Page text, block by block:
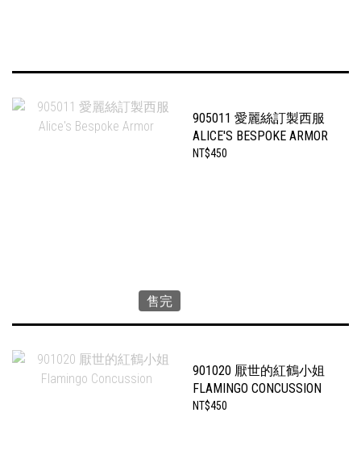
售完
905011 愛麗絲訂製西服
ALICE'S BESPOKE ARMOR
NT$450
901020 厭世的紅鶴小姐
FLAMINGO CONCUSSION
NT$450